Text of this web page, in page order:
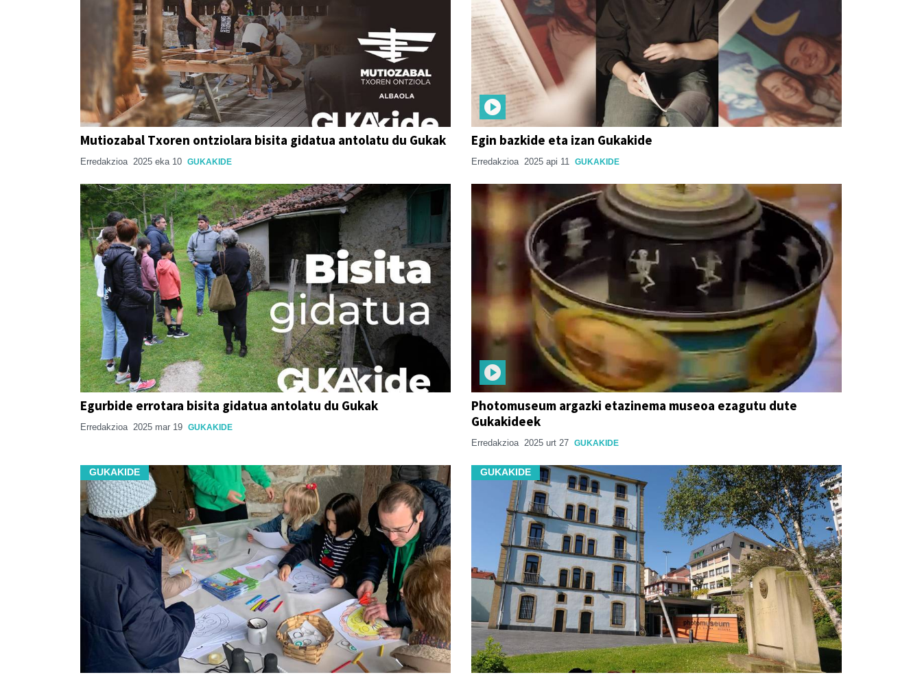
Mutiozabal Txoren ontziolara bisita gidatua antolatu du Gukak
Erredakzioa 2025 eka 10 GUKAKIDE
Egin bazkide eta izan Gukakide
Erredakzioa 2025 api 11 GUKAKIDE
Egurbide errotara bisita gidatua antolatu du Gukak
Erredakzioa 2025 mar 19 GUKAKIDE
Photomuseum argazki etazinema museoa ezagutu dute
Gukakideek
Erredakzioa 2025 urt 27 GUKAKIDE
GUKAKIDE GUKAKIDE